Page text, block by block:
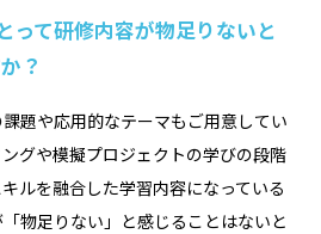
って研修内容が物足りないと
？
題や応用的なテーマもご用意してい
グや模擬プロジェクトの学びの段階
ルを融合した学習内容になっている
物足りない」と感じることはないと